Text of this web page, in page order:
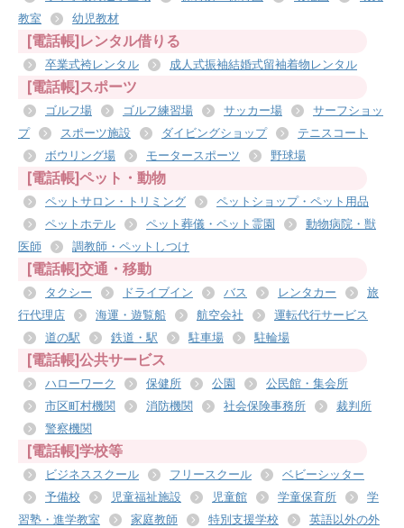
教室
幼児教材
[電話帳]レンタル借りる
卒業式袴レンタル 成人式振袖結婚式留袖着物レンタル
[電話帳]スポーツ
ゴルフ場 ゴルフ練習場 サッカー場
サーフショッ
プ
スポーツ施設 ダイビングショップ
テニスコート
ボウリング場
モータースポーツ 野球場
[電話帳]ペット・動物
ペットサロン・トリミング
ペットショップ・ペット用品
ペットホテル
ペット葬儀・ペット霊園
動物病院・獣
医師
調教師・ペットしつけ
[電話帳]交通・移動
タクシー ドライブイン バス レンタカー
旅
行代理店
海運・遊覧船 航空会社
運転代行サービス
道の駅
鉄道・駅 駐車場 駐輪場
[電話帳]公共サービス
ハローワーク 保健所 公園
公民館・集会所
市区町村機関
消防機関 社会保険事務所
裁判所
警察機関
[電話帳]学校等
ビジネススクール フリースクール
ベビーシッター
予備校
児童福祉施設 児童館 学童保育所
学
習塾・進学教室
家庭教師 特別支援学校 英語以外の外